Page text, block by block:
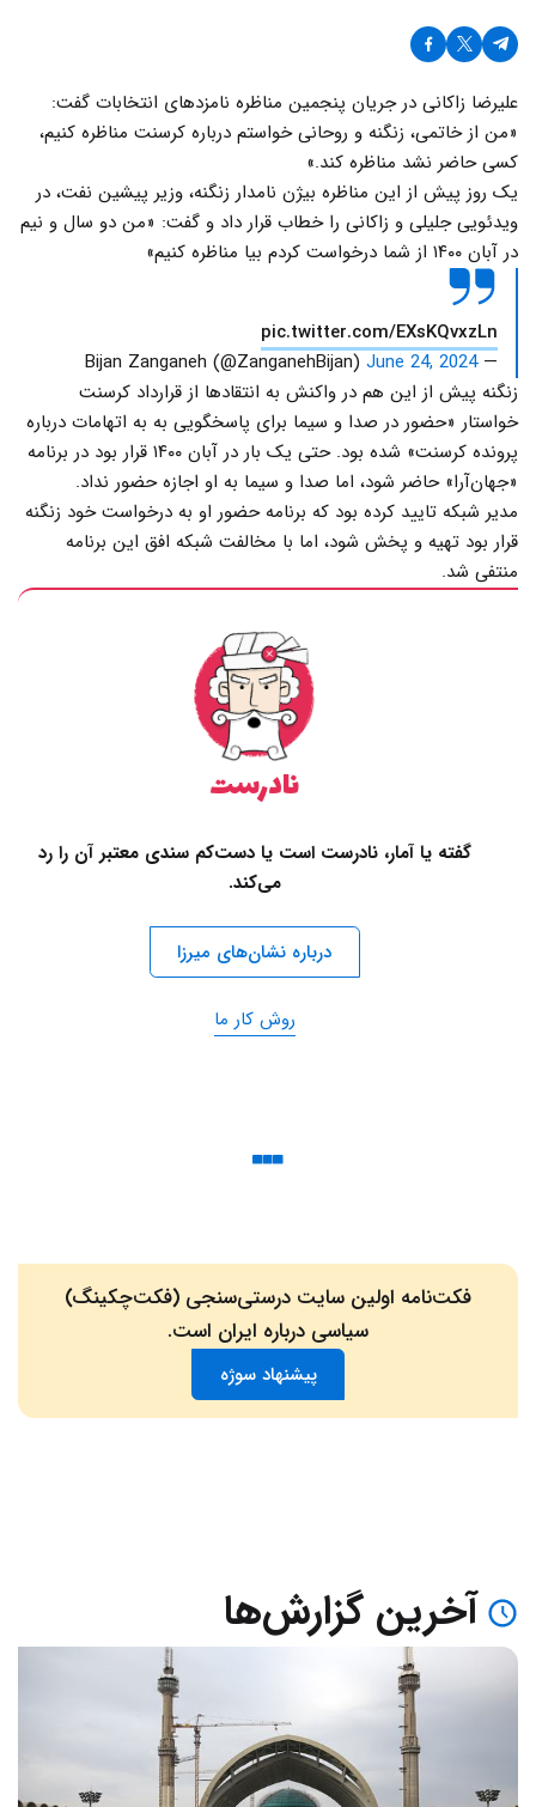
علیرضا زاکانی در جریان پنجمین مناظره نامزدهای انتخابات گفت:
«من از خاتمی‌، زنگنه و روحانی خواستم درباره کرسنت مناظره کنیم،
کسی حاضر نشد مناظره کند.»
یک روز پیش از این مناظره بیژن نامدار زنگنه، وزیر پیشین نفت، در
ویدئویی جلیلی و زاکانی را خطاب قرار داد و گفت: «من دو سال و نیم
در آبان ۱۴۰۰ از شما درخواست کردم بیا مناظره کنیم»
pic.twitter.com/EXsKQvxzLn
— Bijan Zanganeh (@ZanganehBijan)
June 24, 2024
زنگنه پیش از این هم در واکنش به انتقادها از قرارداد کرسنت
خواستار «حضور در صدا و سیما برای پاسخگویی به به اتهامات درباره
پرونده کرسنت» شده بود. حتی یک بار در آبان ۱۴۰۰ قرار بود در برنامه
«جهان‌آرا» حاضر شود، اما صدا و سیما به او اجازه حضور نداد.
مدیر شبکه تایید کرده بود که برنامه حضور او به درخواست خود زنگنه
قرار بود تهیه و پخش شود، اما با مخالفت شبکه افق این برنامه
منتفی شد.
نادرست
گفته یا آمار، نادرست است یا دست‌کم سندی معتبر آن را رد
می‌کند.
درباره نشان‌های میرزا
روش کار ما
فکت‌نامه اولین سایت درستی‌سنجی (فکت‌چکینگ)
سیاسی درباره ایران است.
پیشنهاد سوژه
آخرین گزارش‌ها